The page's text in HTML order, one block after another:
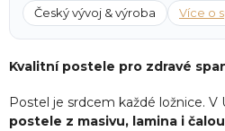
Český vývoj & výroba Více o
Kvalitní postele pro zdravé
Postel je srdcem každé ložnice. V
postele z masivu, lamina i